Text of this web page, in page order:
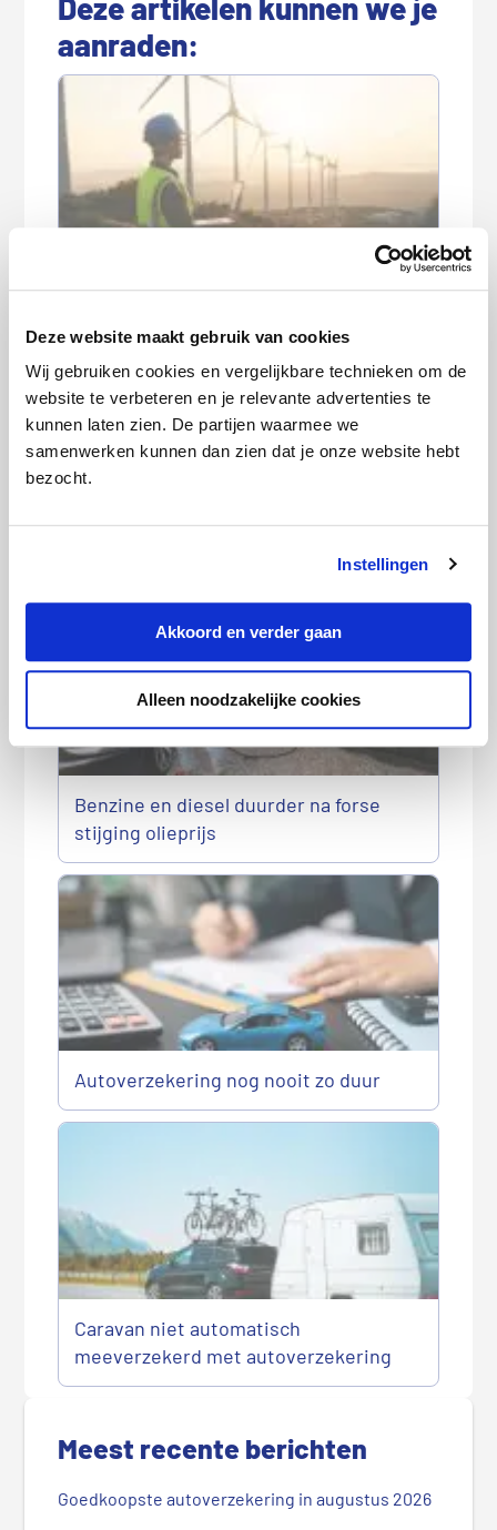
Deze website maakt gebruik van cookies
Wij gebruiken cookies en vergelijkbare technieken om de
website te verbeteren en je relevante advertenties te
kunnen laten zien. De partijen waarmee we
samenwerken kunnen dan zien dat je onze website hebt
bezocht.
Instellingen
Akkoord en verder gaan
Alleen noodzakelijke cookies
aanraden:
De energietransitie hapert: wat merk
Gasprijzen opnieuw duurder in juni
Benzine en diesel duurder na forse
stijging olieprijs
Autoverzekering nog nooit zo duur
Caravan niet automatisch
meeverzekerd met autoverzekering
Meest recente berichten
Goedkoopste autoverzekering in augustus 2026